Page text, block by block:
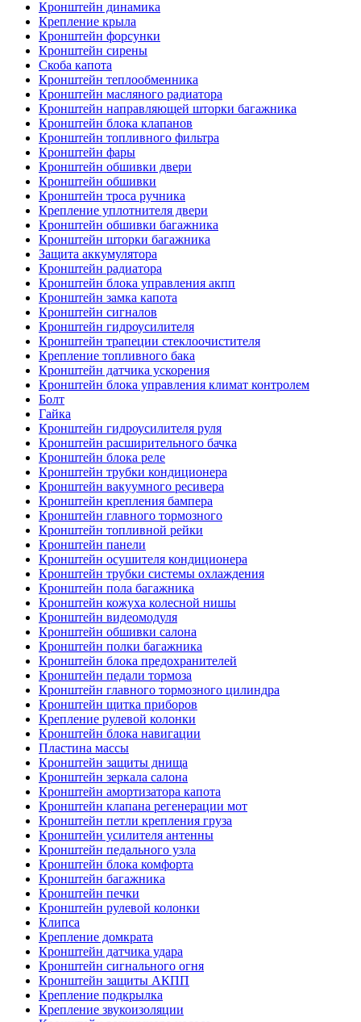
Кронштейн динамика
Крепление крыла
Кронштейн форсунки
Кронштейн сирены
Скоба капота
Кронштейн теплообменника
Кронштейн масляного радиатора
Кронштейн направляющей шторки багажника
Кронштейн блока клапанов
Кронштейн топливного фильтра
Кронштейн фары
Кронштейн обшивки двери
Кронштейн обшивки
Кронштейн троса ручника
Крепление уплотнителя двери
Кронштейн обшивки багажника
Кронштейн шторки багажника
Защита аккумулятора
Кронштейн радиатора
Кронштейн блока управления акпп
Кронштейн замка капота
Кронштейн сигналов
Кронштейн гидроусилителя
Кронштейн трапеции стеклоочистителя
Крепление топливного бака
Кронштейн датчика ускорения
Кронштейн блока управления климат контролем
Болт
Гайка
Кронштейн гидроусилителя руля
Кронштейн расширительного бачка
Кронштейн блока реле
Кронштейн трубки кондиционера
Кронштейн вакуумного ресивера
Кронштейн крепления бампера
Кронштейн главного тормозного
Кронштейн топливной рейки
Кронштейн панели
Кронштейн осушителя кондиционера
Кронштейн трубки системы охлаждения
Кронштейн пола багажника
Кронштейн кожуха колесной нишы
Кронштейн видеомодуля
Кронштейн обшивки салона
Кронштейн полки багажника
Кронштейн блока предохранителей
Кронштейн педали тормоза
Кронштейн главного тормозного цилиндра
Кронштейн щитка приборов
Крепление рулевой колонки
Кронштейн блока навигации
Пластина массы
Кронштейн защиты днища
Кронштейн зеркала салона
Кронштейн амортизатора капота
Кронштейн клапана регенерации мот
Кронштейн петли крепления груза
Кронштейн усилителя антенны
Кронштейн педального узла
Кронштейн блока комфорта
Кронштейн багажника
Кронштейн печки
Кронштейн рулевой колонки
Клипса
Крепление домкрата
Кронштейн датчика удара
Кронштейн сигнального огня
Кронштейн защиты АКПП
Крепление подкрылка
Крепление звукоизоляции